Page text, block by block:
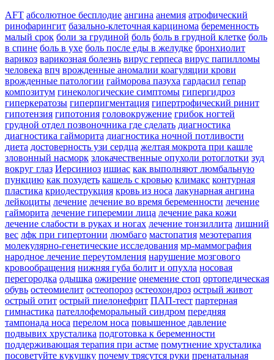
AFT абсолютное бесплодие ангина анемия атрофический
ринофарингит базально-клеточная карцинома беременность
малый срок боли за грудиной боль боль в грудной клетке боль
в спине боль в ухе боль после еды в желудке бронхиолит
варикоз варикозная болезнь вирус герпеса вирус папилломы
человека впч врожденные аномалии коагуляции крови
врожденные патологии гайморова пазуха гардасил гепар
композитум гинекологические симптомы гипергидроз
гиперкератозы гиперпигментация гипертрофический ринит
гипотензия гипотония головокружение грибок ногтей
грудной отдел позвоночника где сделать диагностика
диагностика гайморита диагностика ночной потливости
диета достоверность узи сердца желтая мокрота при кашле
зловонный насморк злокачественные опухоли ротоглотки зуд
вокруг глаз Иерсиниоз ишиас как выполняют люмбальную
пункцию как похудеть кашель с кровью климакс контурная
пластика криодеструкция кровь из носа лакунарная ангина
лейкоциты лечение лечение во время беременности лечение
гайморита лечение гиперемии лица лечение рака кожи
лечение слабости в руках и ногах лечение тонзиллита лишний
вес лфк при гипертонии люмбаго мастопатия мезотерапия
молекулярно-генетические исследования мр-маммография
народное лечение переутомления нарушение мозгового
кровообращения нижняя губа болит и опухла носовая
перегородка одышка ожирение онемение стоп ортопедическая
обувь остеомиелит остеопороз остеохондроз острый живот
острый отит острый пиелонефрит ПАП-тест партерная
гимнастика пателлофеморальный синдром передняя
тампонада носа перелом носа повышенное давление
подвывих хрусталика подготовка к беременности
поддерживающая терапия при астме помутнение хрусталика
посоветуйте кукушку почему трясутся руки пренатальная